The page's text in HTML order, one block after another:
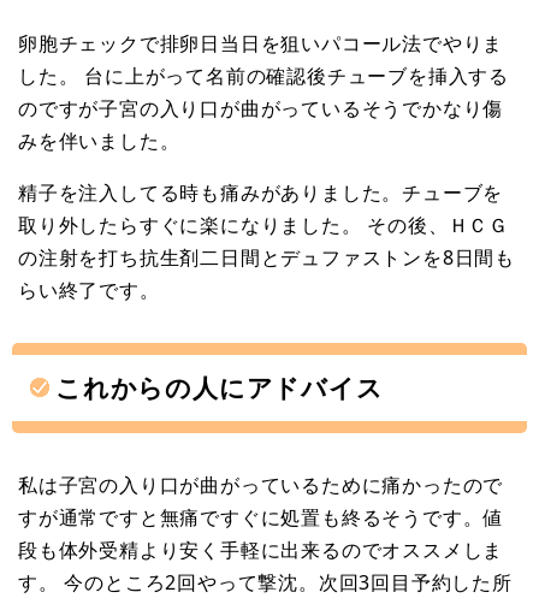
卵胞チェックで排卵日当日を狙いパコール法でやりま
した。 台に上がって名前の確認後チューブを挿入する
のですが子宮の入り口が曲がっているそうでかなり傷
みを伴いました。
精子を注入してる時も痛みがありました。チューブを
取り外したらすぐに楽になりました。 その後、ＨＣＧ
の注射を打ち抗生剤二日間とデュファストンを8日間も
らい終了です。
これからの人にアドバイス
私は子宮の入り口が曲がっているために痛かったので
すが通常ですと無痛ですぐに処置も終るそうです。値
段も体外受精より安く手軽に出来るのでオススメしま
す。 今のところ2回やって撃沈。次回3回目予約した所